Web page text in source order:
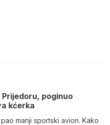
poginuo
kćerka
manji sportski avion. Kako